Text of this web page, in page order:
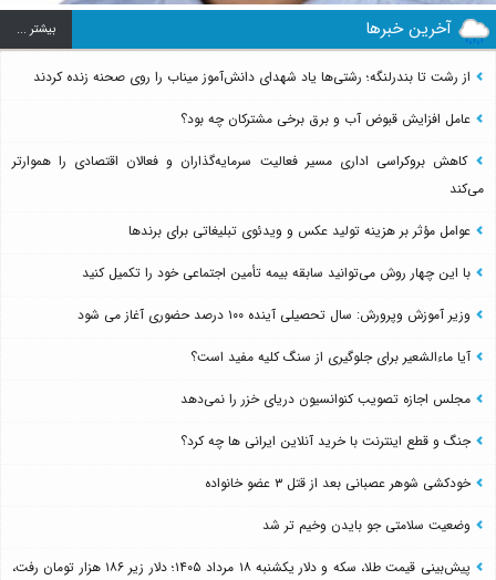
آخرین خبرها بيشتر ...
از رشت تا بندرلنگه؛ رشتی‌ها یاد شهدای دانش‌آموز میناب را روی صحنه زنده کردند
عامل افزایش قبوض آب و برق برخی مشترکان چه بود؟
کاهش بروکراسی اداری مسیر فعالیت سرمایه‌گذاران و فعالان اقتصادی را هموارتر
می‌کند
عوامل مؤثر بر هزینه تولید عکس و ویدئوی تبلیغاتی برای برندها
با این چهار روش می‌توانید سابقه بیمه تأمین اجتماعی خود را تکمیل کنید
وزیر آموزش وپرورش: سال تحصیلی آینده ۱۰۰ درصد حضوری آغاز می شود
آیا ماءالشعیر برای جلوگیری از سنگ کلیه مفید است؟
مجلس اجازه تصویب کنوانسیون دریای خزر را نمی‌دهد
جنگ و قطع اینترنت با خرید آنلاین ایرانی ها چه کرد؟
خودکشی شوهر عصبانی بعد از قتل ۳ عضو خانواده
وضعیت سلامتی جو بایدن وخیم تر شد
پیش‌بینی قیمت طلا، سکه و دلار یکشنبه ۱۸ مرداد ۱۴۰۵؛ دلار زیر ۱۸۶ هزار تومان رفت،